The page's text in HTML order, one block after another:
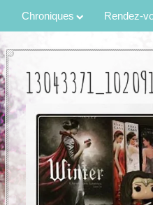
Chroniques Rendez-